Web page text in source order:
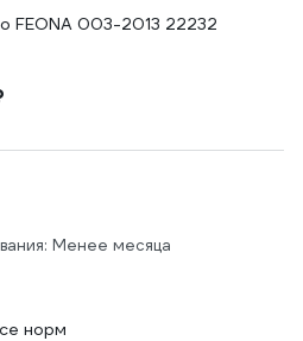
FEONA 003-2013 22232
Менее месяца
норм